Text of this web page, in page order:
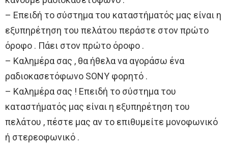
– Επειδή το σύστημα του καταστήματός μας είναι η
εξυπηρέτηση του πελάτου περάστε στον πρώτο
όροφο . Πάει στον πρώτο όροφο .
– Καλημέρα σας , θα ήθελα να αγοράσω ένα
ραδιοκασετόφωνο SONY φορητό .
– Καλημέρα σας ! Επειδή το σύστημα του
καταστήματός μας είναι η εξυπηρέτηση του
πελάτου , πέστε μας αν το επιθυμείτε μονοφωνικό
ή στερεοφωνικό .